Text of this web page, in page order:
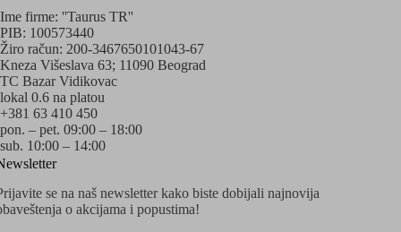
Ime firme: ''Taurus TR''
PIB: 100573440
Žiro račun: 200-3467650101043-67
Kneza Višeslava 63; 11090 Beograd
TC Bazar Vidikovac
lokal 0.6 na platou
+381 63 410 450
pon. – pet. 09:00 – 18:00
sub. 10:00 – 14:00
se na naš newsletter kako biste dobijali najnovija
o akcijama i popustima!